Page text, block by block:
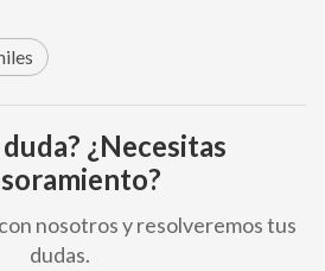
¿Necesitas
nosotros y resolveremos tus
dudas.